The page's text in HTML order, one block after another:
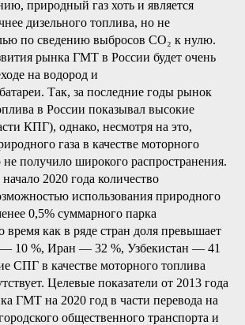
природный газ хоть и является
дизельного топлива, но не
по сведению выбросов СО₂ к нулю.
рынка ГМТ в России будет очень
на водород и
Так, за последние годы рынок
в России показывал высокие
КПГ), однако, несмотря на это,
газа в качестве моторного
не получило широкого распространения.
2020 года количество
использования природного
0,5% суммарного парка
время как в ряде стран доля превышает
10 %, Иран — 32 %, Узбекистан — 41
СПГ в качестве моторного топлива
Целевые показатели от 2013 года
ГМТ на 2020 год в части перевода на
общественного транспорта и